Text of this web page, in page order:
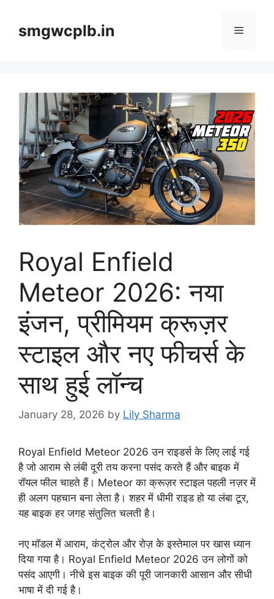
contentsmgwcplb.in Menu
Royal Enfield
Meteor 2026: नया
इंजन, प्रीमियम क्रूज़र
स्टाइल और नए फीचर्स के
साथ हुई लॉन्च
January 28, 2026 by Lily Sharma
Royal Enfield Meteor 2026 उन राइडर्स के लिए लाई गई
है जो आराम से लंबी दूरी तय करना पसंद करते हैं और बाइक में
रॉयल फील चाहते हैं। Meteor का क्रूज़र स्टाइल पहली नज़र में
ही अलग पहचान बना लेता है। शहर में धीमी राइड हो या लंबा टूर,
यह बाइक हर जगह संतुलित चलती है।
नए मॉडल में आराम, कंट्रोल और रोज़ के इस्तेमाल पर खास ध्यान
दिया गया है। Royal Enfield Meteor 2026 उन लोगों को
पसंद आएगी। नीचे इस बाइक की पूरी जानकारी आसान और सीधी
भाषा में दी गई है।